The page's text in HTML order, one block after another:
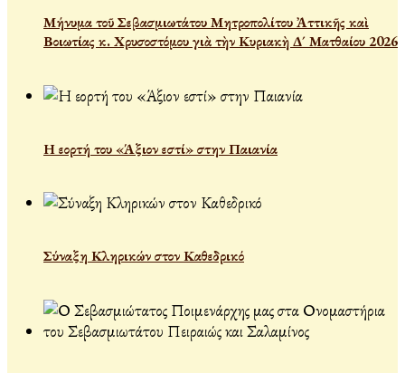
Μήνυμα τοῦ Σεβασμιωτάτου Μητροπολίτου Ἀττικῆς καὶ
Βοιωτίας κ. Χρυσοστόμου γιὰ τὴν Κυριακὴ Δ´ Ματθαίου 2026
Η εορτή του «Άξιον εστί» στην Παιανία
Σύναξη Κληρικών στον Καθεδρικό